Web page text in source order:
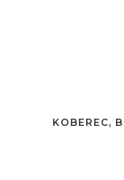
KOBEREC,